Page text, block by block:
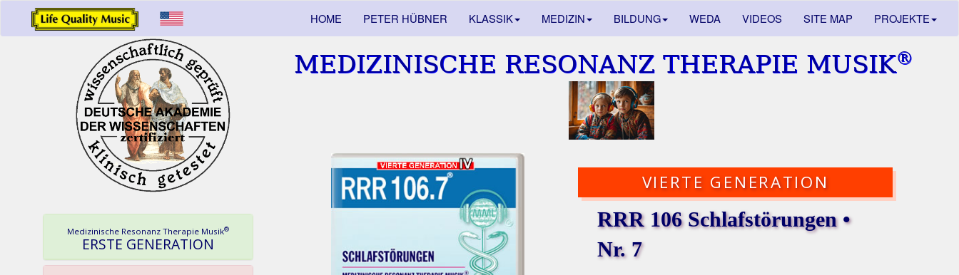
HOME PETER HÜBNER KLASSIK MEDIZIN BILDUNG WEDA VIDEOS SITE MAP PROJEKTE
Medizinische Resonanz Therapie Musik®
ERSTE GENERATION
MEDIZINISCHE RESONANZ THERAPIE MUSIK®
VIERTE GENERATION
RRR 106 Schlafstörungen •
Nr. 7